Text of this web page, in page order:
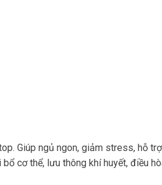
Giúp ngủ ngon, giảm stress, hỗ
cơ thể, lưu thông khí huyết, điều